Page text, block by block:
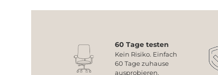
60 Tage testen
Kein Risiko. Einfach
60 Tage zuhause
ausprobieren.